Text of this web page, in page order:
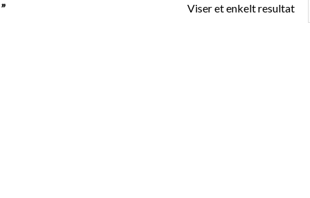
Viser et enkelt resultat